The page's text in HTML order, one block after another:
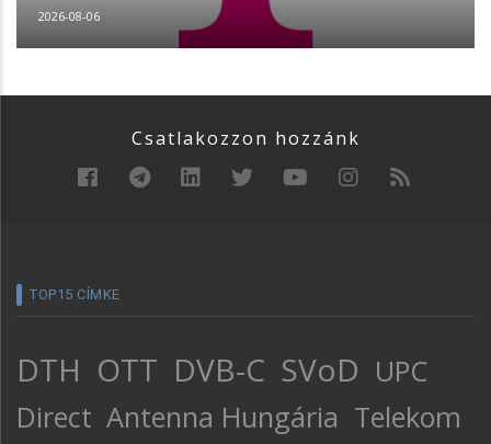
2026-08-06
Csatlakozzon hozzánk
TOP15 CÍMKE
DTH OTT DVB-C SVoD UPC
Direct Antenna Hungária Telekom